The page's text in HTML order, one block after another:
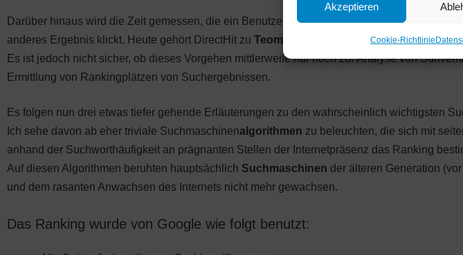
Akzeptieren
Cookie-Richtlinie
Darüber hinaus wird die Zeit gemessen, die ein Benutzer auf einer Seite verbracht hat,
anderes Ergebnis klickt. Heute gehört DirectHit zu Teoma Ask Jeeves.
Es ist jedoch nicht sicher, ob dieses Vorgehen mittlerweile nur noch zur Analyse von
Ermittlung von Rankingplätzen von Suchergebnissen.
Es folgen nun drei etwas tiefer gehende Erläuterungen zu den wahrscheinlich wichtigsten
Ich sehe davon ab eher triviale Suchmaschinenalgorithmen zu beleuchten, die sich mit
anhand der Suchworthäufigkeit an prägnanten Stellen der Internetpräsenz das Ranking
Auf diesen Algorithmen beruhten hauptsächlich Suchmaschinen der älteren Generation
und dem rasanten Anwachsen des Internets nicht mehr gewachsen.
Das Ranking wurde von Google wie folgt benutzt: